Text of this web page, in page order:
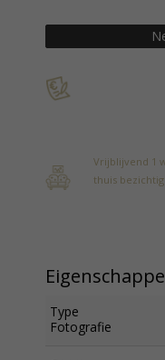
Vrijblijvend 1
thuis
Type
Fotografie